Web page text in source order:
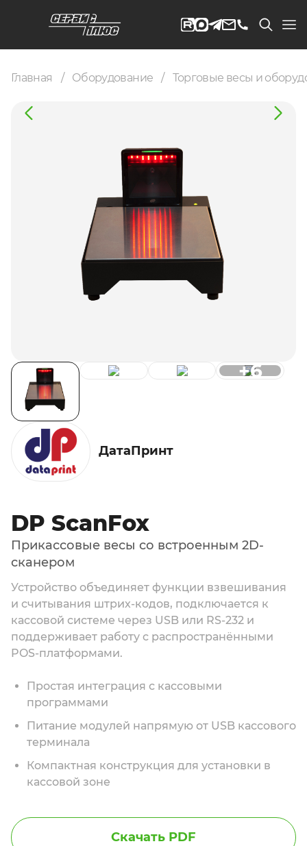
Главная Оборудование Торговые весы и
+6
ДатаПринт
DP ScanFox
Прикассовые весы со встроенным 2D-
сканером
Устройство объединяет функции взвешивания
и считывания штрих-кодов, подключается к
кассовой системе через USB или RS-232 и
поддерживает работу с распространёнными
POS-платформами.
Простая интеграция с кассовыми
программами
Питание модулей напрямую от USB кассового
терминала
Компактная конструкция для установки в
кассовой зоне
Скачать PDF